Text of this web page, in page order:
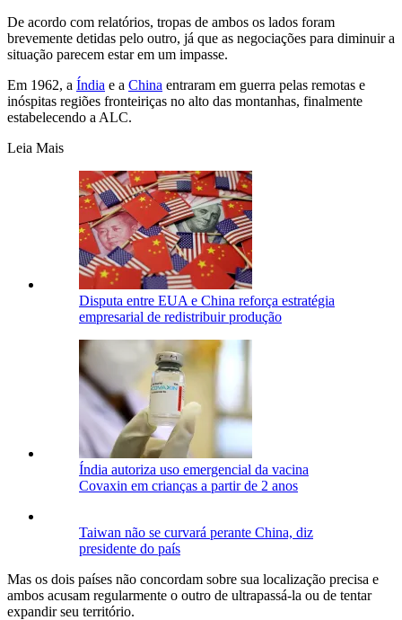
De acordo com relatórios, tropas de ambos os lados foram
brevemente detidas pelo outro, já que as negociações para diminuir a
situação parecem estar em um impasse.
Em 1962, a Índia e a China entraram em guerra pelas remotas e
inóspitas regiões fronteiriças no alto das montanhas, finalmente
estabelecendo a ALC.
Leia Mais
Disputa entre EUA e China reforça estratégia
empresarial de redistribuir produção
Índia autoriza uso emergencial da vacina
Covaxin em crianças a partir de 2 anos
Taiwan não se curvará perante China, diz
presidente do país
Mas os dois países não concordam sobre sua localização precisa e
ambos acusam regularmente o outro de ultrapassá-la ou de tentar
expandir seu território.